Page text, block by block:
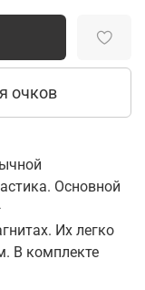
очков
Основной
Их легко
В комплекте